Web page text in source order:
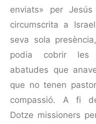
enviats» per
circumscrita a
seva sola
podia cobrir les
abatudes que
que no tenen
compassió. A fi
Dotze missioners